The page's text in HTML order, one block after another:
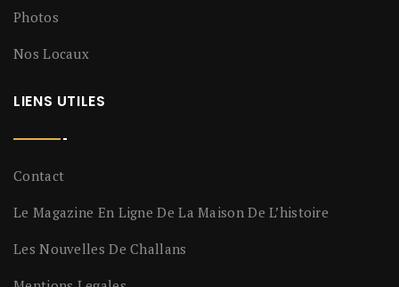
Photos
Nos Locaux
LIENS UTILES
Contact
Le Magazine En Ligne De La Maison De L’histoire
Les Nouvelles De Challans